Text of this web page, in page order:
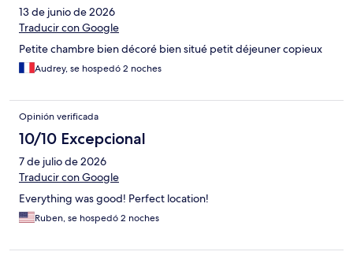
13 de junio de 2026
Traducir con Google
Petite chambre bien décoré bien situé petit déjeuner copieux
Audrey, se hospedó 2 noches
Opinión verificada
10/10 Excepcional
7 de julio de 2026
Traducir con Google
Everything was good! Perfect location!
Ruben, se hospedó 2 noches